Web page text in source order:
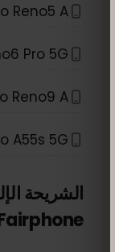
Reno5 A
Pro 5G
Reno9 A
A55s 5G
الشريحة
Fairphone